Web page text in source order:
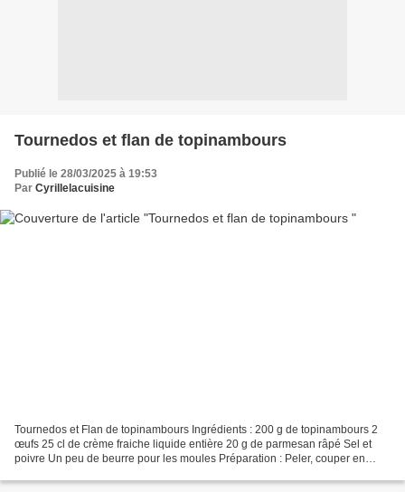
Tournedos et flan de topinambours
Publié le 28/03/2025 à 19:53
Par Cyrillelacuisine
Tournedos et Flan de topinambours Ingrédients : 200 g de topinambours 2
œufs 25 cl de crème fraiche liquide entière 20 g de parmesan râpé Sel et
poivre Un peu de beurre pour les moules Préparation : Peler, couper en